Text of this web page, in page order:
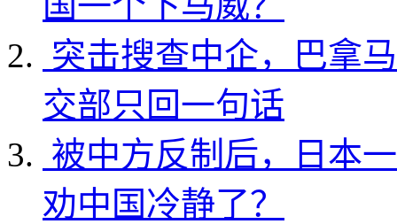
突击搜查中企，巴拿
交部只回一句话
被中方反制后，日本
劝中国冷静了？